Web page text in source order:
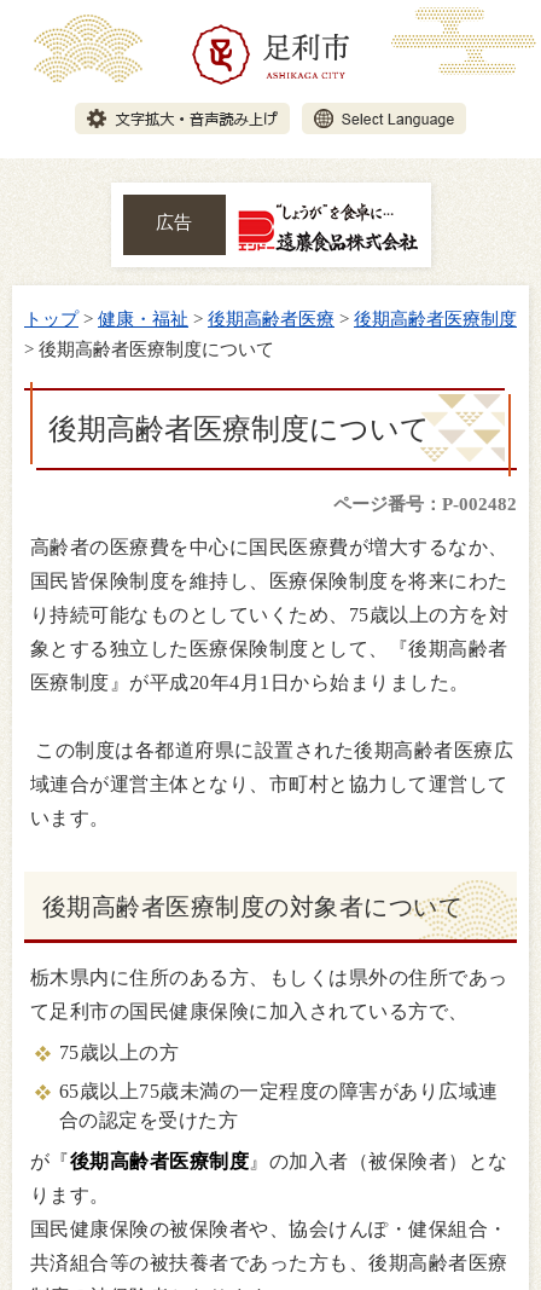
広告
トップ> 健康・福祉 > 後期高齢者医療 > 後期高齢者医療制度
> 後期高齢者医療制度について
後期高齢者医療制度について
ページ番号：P-002482
高齢者の医療費を中心に国民医療費が増大するなか、
国民皆保険制度を維持し、医療保険制度を将来にわた
り持続可能なものとしていくため、75歳以上の方を対
象とする独立した医療保険制度として、『後期高齢者
医療制度』が平成20年4月1日から始まりました。
この制度は各都道府県に設置された後期高齢者医療広
域連合が運営主体となり、市町村と協力して運営して
います。
後期高齢者医療制度の対象者について
栃木県内に住所のある方、もしくは県外の住所であっ
て足利市の国民健康保険に加入されている方で、
75歳以上の方
65歳以上75歳未満の一定程度の障害があり広域連
合の認定を受けた方
が『後期高齢者医療制度 』の加入者（被保険者）とな
ります。
国民健康保険の被保険者や、協会けんぽ・健保組合・
共済組合等の被扶養者であった方も、後期高齢者医療